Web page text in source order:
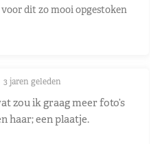
dit zo mooi opgestoken
3 jaren geleden
zou ik graag meer foto’s
haar; een plaatje.